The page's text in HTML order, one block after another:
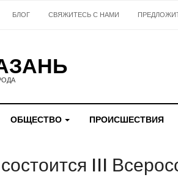
БЛОГ СВЯЖИТЕСЬ С НАМИ
ОБЩЕСТВО ПРОИСШЕСТВИЯ
III